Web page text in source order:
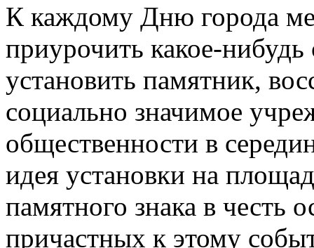
К каждому Дню города
приурочить какое-
установить памятник,
социально значимое
общественности в
идея установки на
памятного знака в честь
причастных к этому